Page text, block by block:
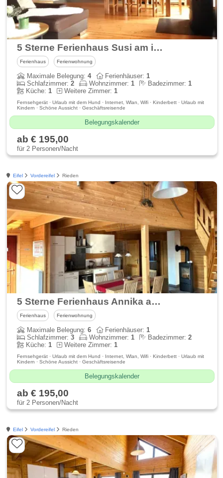
5 Sterne Ferienhaus Susi am idyllischen Waldsee Rieden
Ferienhaus Ferienwohnung
Maximale Belegung:4 Ferienhäuser:1
Schlafzimmer:2 Wohnzimmer:1 Badezimmer:1
Küche:1 Weitere Zimmer:1
Fernsehgerät · Urlaub mit dem Hund · Internet, Wlan, Wifi · Kinderbett · Urlaub mit
Kindern · Schöne Aussicht · Geschäftsreisende
Belegungskalender
ab € 195,00
für 2 Personen/Nacht
Eifel Vordereifel Rieden
5 Sterne Ferienhaus Annika am idyllischen Waldsee Rieden
Ferienhaus Ferienwohnung
Maximale Belegung:6 Ferienhäuser:1
Schlafzimmer:3 Wohnzimmer:1 Badezimmer:2
Küche:1 Weitere Zimmer:1
Fernsehgerät · Urlaub mit dem Hund · Internet, Wlan, Wifi · Kinderbett · Urlaub mit
Kindern · Schöne Aussicht · Geschäftsreisende
Belegungskalender
ab € 195,00
für 2 Personen/Nacht
Eifel Vordereifel Rieden